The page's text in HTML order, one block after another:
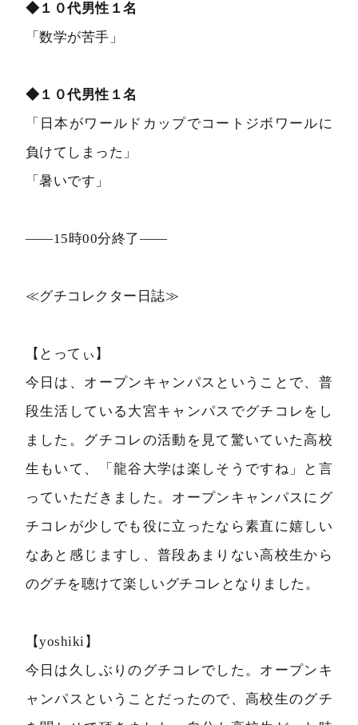
◆１０代男性１名
「数学が苦手」
◆１０代男性１名
「日本がワールドカップでコートジボワールに
負けてしまった」
「暑いです」
――15時00分終了――
≪グチコレクター日誌≫
【とってぃ】
今日は、オープンキャンパスということで、普
段生活している大宮キャンパスでグチコレをし
ました。グチコレの活動を見て驚いていた高校
生もいて、「龍谷大学は楽しそうですね」と言
っていただきました。オープンキャンパスにグ
チコレが少しでも役に立ったなら素直に嬉しい
なあと感じますし、普段あまりない高校生から
のグチを聴けて楽しいグチコレとなりました。
【yoshiki】
今日は久しぶりのグチコレでした。オープンキ
ャンパスということだったので、高校生のグチ